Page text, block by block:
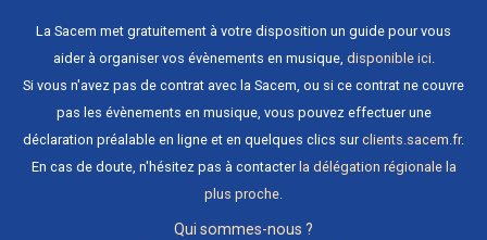
La Sacem met gratuitement à votre disposition un guide pour vous
aider à organiser vos évènements en musique, disponible ici.
Si vous n'avez pas de contrat avec la Sacem, ou si ce contrat ne couvre
pas les évènements en musique, vous pouvez effectuer une
déclaration préalable en ligne et en quelques clics surclients.sacem.fr.
En cas de doute, n'hésitez pas à contacterla délégation régionale la
plus proche
Qui sommes-nous ?